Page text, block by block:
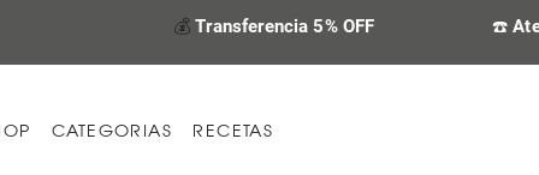
💰Transferencia 5% OFF ☎️
CATEGORIAS RECETAS